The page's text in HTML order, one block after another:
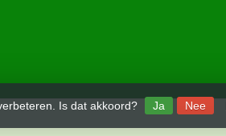
Is dat akkoord? Ja Nee